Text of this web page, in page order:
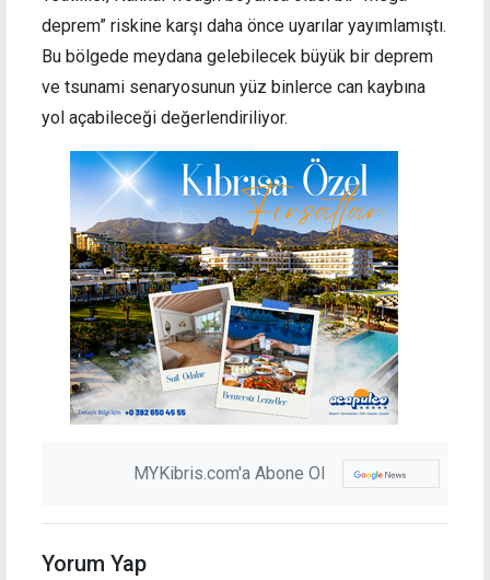
deprem” riskine karşı daha önce uyarılar yayımlamıştı.
Bu bölgede meydana gelebilecek büyük bir deprem
ve tsunami senaryosunun yüz binlerce can kaybına
yol açabileceği değerlendiriliyor.
MYKibris.com'a Abone Ol
Yorum Yap